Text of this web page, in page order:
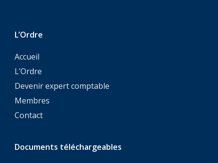
L’Ordre
Accueil
L’Ordre
Devenir expert comptable
Membres
Contact
Documents téléchargeables